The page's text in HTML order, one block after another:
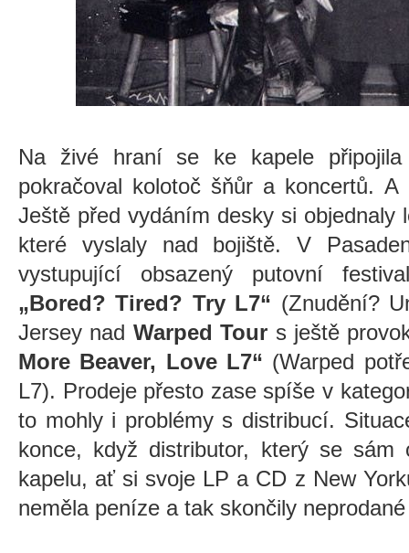
Na živé hraní se ke kapele
pokračoval kolotoč šňůr a koncertů.
Ještě před vydáním desky si objednaly
které vyslaly nad bojiště. V
vystupující obsazený putovní
„Bored? Tired? Try L7“ (Znudění?
Jersey nad Warped Tour s ještě
More Beaver, Love L7“ (Warped
L7). Prodeje přesto zase spíše v
to mohly i problémy s distribucí.
konce, když distributor, který se sám
kapelu, ať si svoje LP a CD z New
neměla peníze a tak skončily